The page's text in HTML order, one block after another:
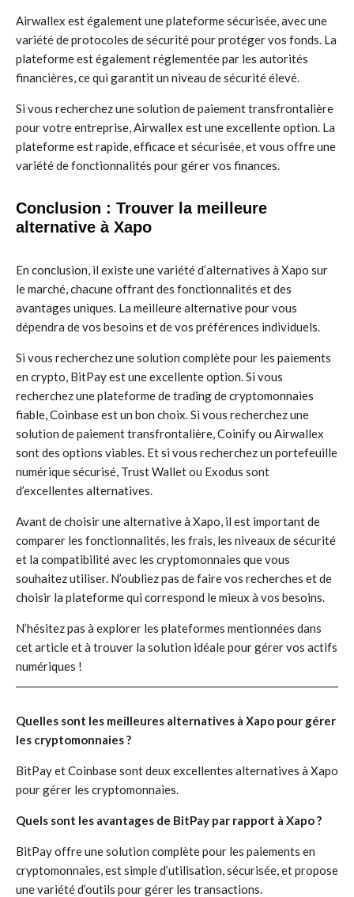
Airwallex est également une plateforme sécurisée, avec une
variété de protocoles de sécurité pour protéger vos fonds. La
plateforme est également réglementée par les autorités
financières, ce qui garantit un niveau de sécurité élevé.
Si vous recherchez une solution de paiement transfrontalière
pour votre entreprise, Airwallex est une excellente option. La
plateforme est rapide, efficace et sécurisée, et vous offre une
variété de fonctionnalités pour gérer vos finances.
Conclusion : Trouver la meilleure
alternative à Xapo
En conclusion, il existe une variété d’alternatives à Xapo sur
le marché, chacune offrant des fonctionnalités et des
avantages uniques. La meilleure alternative pour vous
dépendra de vos besoins et de vos préférences individuels.
Si vous recherchez une solution complète pour les paiements
en crypto, BitPay est une excellente option. Si vous
recherchez une plateforme de trading de cryptomonnaies
fiable, Coinbase est un bon choix. Si vous recherchez une
solution de paiement transfrontalière, Coinify ou Airwallex
sont des options viables. Et si vous recherchez un portefeuille
numérique sécurisé, Trust Wallet ou Exodus sont
d’excellentes alternatives.
Avant de choisir une alternative à Xapo, il est important de
comparer les fonctionnalités, les frais, les niveaux de sécurité
et la compatibilité avec les cryptomonnaies que vous
souhaitez utiliser. N’oubliez pas de faire vos recherches et de
choisir la plateforme qui correspond le mieux à vos besoins.
N’hésitez pas à explorer les plateformes mentionnées dans
cet article et à trouver la solution idéale pour gérer vos actifs
numériques !
Quelles sont les meilleures alternatives à Xapo pour gérer
les cryptomonnaies ?
BitPay et Coinbase sont deux excellentes alternatives à Xapo
pour gérer les cryptomonnaies.
Quels sont les avantages de BitPay par rapport à Xapo ?
BitPay offre une solution complète pour les paiements en
cryptomonnaies, est simple d’utilisation, sécurisée, et propose
une variété d’outils pour gérer les transactions.